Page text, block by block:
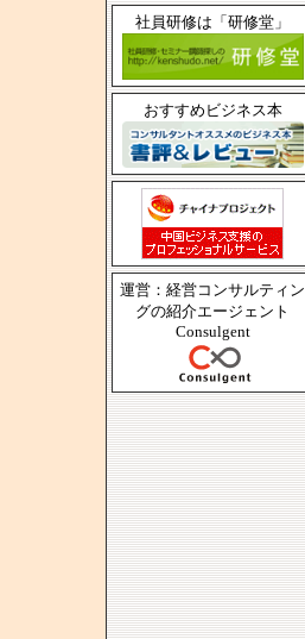
社員研修は「研修堂」
おすすめビジネス本
運営：経営コンサルティン
グの紹介エージェント
Consulgent